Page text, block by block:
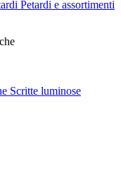
Petardi e assortimenti
Scritte luminose